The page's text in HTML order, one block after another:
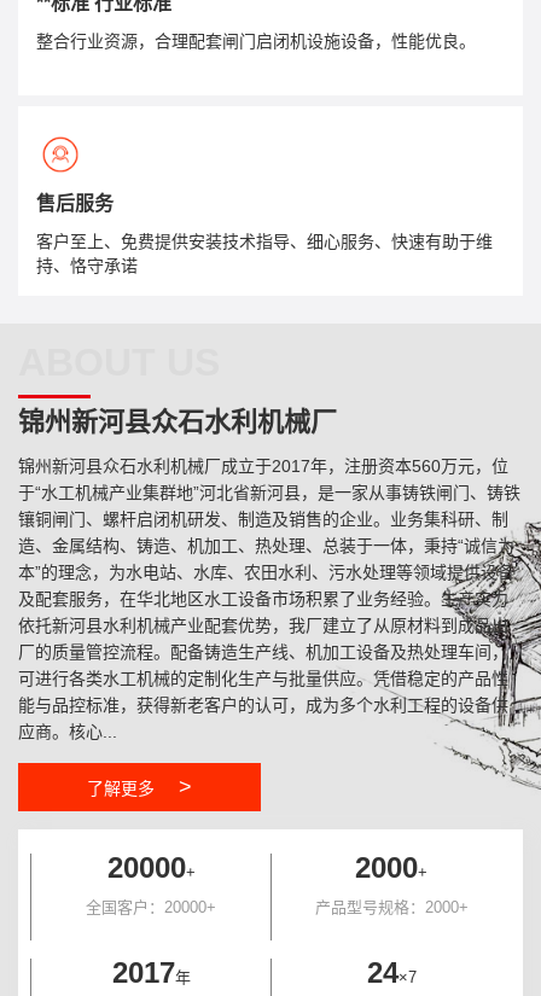
整合行业资源，合理配套闸门启闭机设施设备，性能优良。
售后服务
客户至上、免费提供安装技术指导、细心服务、快速有助于维
持、恪守承诺
锦州新河县众石水利机械厂
锦州新河县众石水利机械厂成立于2017年，注册资本560万元，位
于“水工机械产业集群地”河北省新河县，是一家从事铸铁闸门、铸铁
镶铜闸门、螺杆启闭机研发、制造及销售的企业。业务集科研、制
造、金属结构、铸造、机加工、热处理、总装于一体，秉持“诚信为
本”的理念，为水电站、水库、农田水利、污水处理等领域提供设备
及配套服务，在华北地区水工设备市场积累了业务经验。生产实力
依托新河县水利机械产业配套优势，我厂建立了从原材料到成品出
厂的质量管控流程。配备铸造生产线、机加工设备及热处理车间，
可进行各类水工机械的定制化生产与批量供应。凭借稳定的产品性
能与品控标准，获得新老客户的认可，成为多个水利工程的设备供
应商。核心...
了解更多 >
20000+
全国客户：20000+
2000+
产品型号规格：2000+
2017年
24×7